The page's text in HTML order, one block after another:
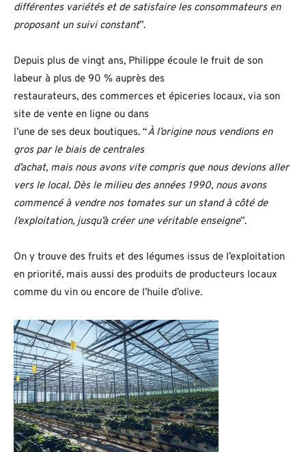
différentes variétés et de satisfaire les consommateurs en
proposant un suivi constant”.
Depuis plus de vingt ans, Philippe écoule le fruit de son
labeur à plus de 90 % auprès des
restaurateurs, des commerces et épiceries locaux, via son
site de vente en ligne ou dans
l’une de ses deux boutiques. “À l’origine nous vendions en
gros par le biais de centrales
d’achat, mais nous avons vite compris que nous devions aller
vers le local. Dès le milieu des années 1990, nous avons
commencé à vendre nos tomates sur un stand à côté de
l’exploitation, jusqu’à créer une véritable enseigne”.
On y trouve des fruits et des légumes issus de l’exploitation
en priorité, mais aussi des produits de producteurs locaux
comme du vin ou encore de l’huile d’olive.